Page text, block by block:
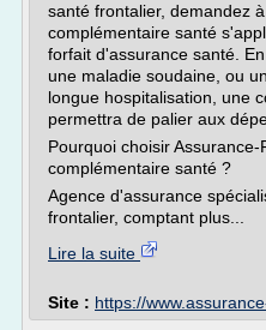
santé frontalier, demandez
complémentaire santé
forfait d'assurance santé.
une maladie soudaine, ou
longue hospitalisation, une
permettra de palier aux
Pourquoi choisir
complémentaire santé ?
Agence d'assurance
frontalier, comptant plus...
Lire la suite
Site : https://